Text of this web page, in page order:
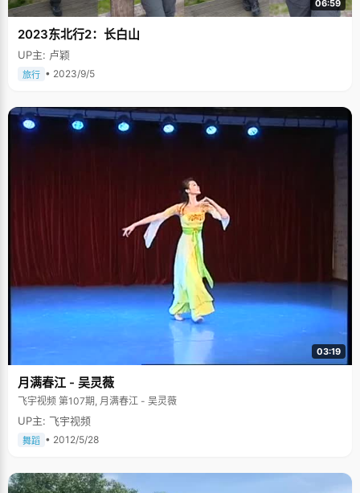
06:59
2023东北行2：长白山
UP主: 卢颖
旅行 • 2023/9/5
03:19
月满春江 - 吴灵薇
飞宇视频 第107期, 月满春江 - 吴灵薇
UP主: 飞宇视频
舞蹈 • 2012/5/28